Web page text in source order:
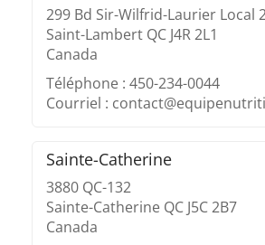
299 Bd Sir-Wilfrid-Laurier Local
Saint-Lambert QC J4R 2L1
Canada
Téléphone : 450-234-0044
Courriel :
Sainte-Catherine
3880 QC-132
Sainte-Catherine QC J5C 2B7
Canada